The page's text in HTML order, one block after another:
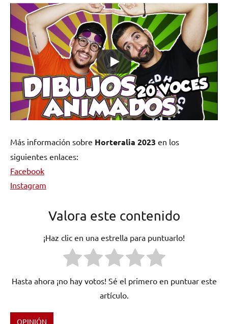
Más información sobre Horteralia 2023 en los
siguientes enlaces:
Facebook
Instagram
Valora este contenido
¡Haz clic en una estrella para puntuarlo!
Hasta ahora ¡no hay votos! Sé el primero en puntuar este
artículo.
OPINIÓN